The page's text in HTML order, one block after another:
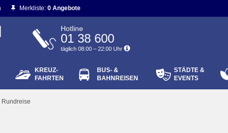
vergessen?
Merkliste: 0 Angebote
Hotline
01 38 600
täglich 08:00 – 22:00 Uhr
KREUZ-
FAHRTEN
BUS- &
BAHNREISEN
STÄDTE &
EVENTS
Rundreise